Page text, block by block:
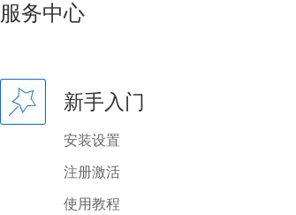
服务中心
新手入门
安装设置
注册激活
使用教程